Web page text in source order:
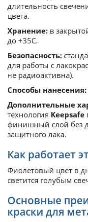
длительность
цвета.
Хранение: в
до +35С.
Безопасность:
для работы с
не радиоактивна).
Способы нанесения:
Дополнительные
технология Keepsafe
финишный слой без
защитного лака.
Как работает
Фиолетовый цвет в
светится голубым
Основные
краски для